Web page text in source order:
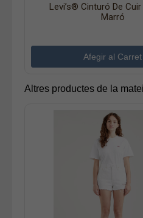
Levi’s® Cinturó De
Marró
Altres productes de la